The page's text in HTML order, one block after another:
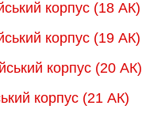
корпус (18 AК)
корпус (19 АК)
корпус (20 АК)
корпус (21 АК)